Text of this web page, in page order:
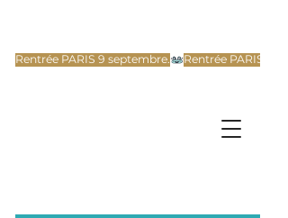
Rentrée PARIS 9 septembre.